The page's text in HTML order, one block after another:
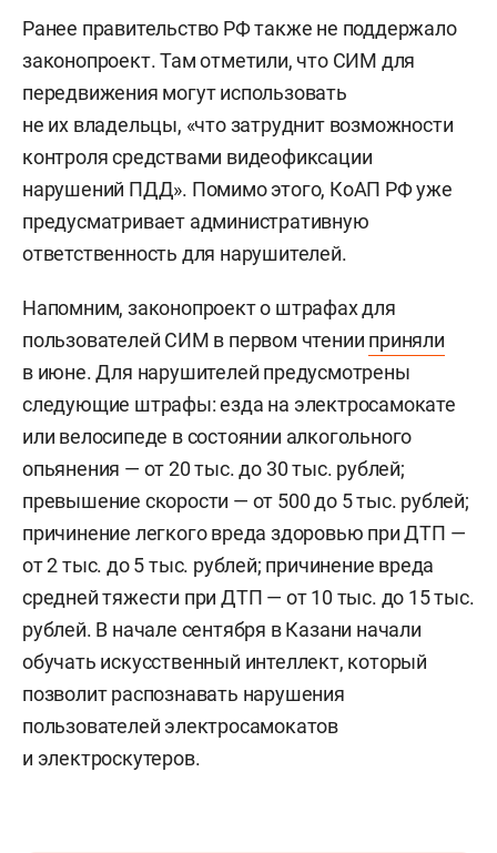
Ранее правительство РФ также не поддержало
законопроект. Там отметили, что СИМ для
передвижения могут использовать
не их владельцы, «что затруднит возможности
контроля средствами видеофиксации
нарушений ПДД». Помимо этого, КоАП РФ уже
предусматривает административную
ответственность для нарушителей.
Напомним, законопроект о штрафах для
пользователей СИМ в первом чтении приняли
в июне. Для нарушителей предусмотрены
следующие штрафы: езда на электросамокате
или велосипеде в состоянии алкогольного
опьянения — от 20 тыс. до 30 тыс. рублей;
превышение скорости — от 500 до 5 тыс. рублей;
причинение легкого вреда здоровью при ДТП —
от 2 тыс. до 5 тыс. рублей; причинение вреда
средней тяжести при ДТП — от 10 тыс. до 15 тыс.
рублей. В начале сентября в Казани начали
обучать искусственный интеллект, который
позволит распознавать нарушения
пользователей электросамокатов
и электроскутеров.